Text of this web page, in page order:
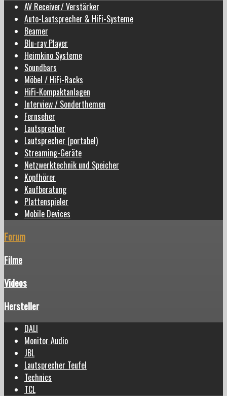
AV Receiver/ Verstärker
Auto-Lautsprecher & HiFi-Systeme
Beamer
Blu-ray Player
Heimkino Systeme
Soundbars
Möbel / HiFi-Racks
HiFi-Kompaktanlagen
Interview / Sonderthemen
Fernseher
Lautsprecher
Lautsprecher (portabel)
Streaming-Geräte
Netzwerktechnik und Speicher
Kopfhörer
Kaufberatung
Plattenspieler
Mobile Devices
Forum
Filme
Videos
Hersteller
DALI
Monitor Audio
JBL
Lautsprecher Teufel
Technics
TCL